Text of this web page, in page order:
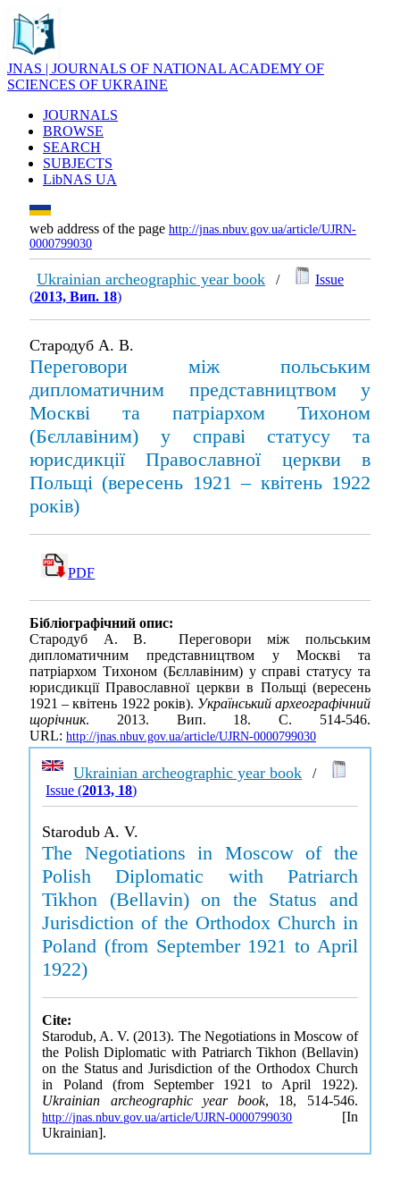
JNAS | JOURNALS OF NATIONAL ACADEMY OF
SCIENCES OF UKRAINE
JOURNALS
BROWSE
SEARCH
SUBJECTS
LibNAS UA
web address of the page http://jnas.nbuv.gov.ua/article/UJRN-
0000799030
Ukrainian archeographic year book /
Issue
(2013, Вип. 18)
Стародуб А. В.
Переговори між польським
дипломатичним представництвом у
Москві та патріархом Тихоном
(Бєллавіним) у справі статусу та
юрисдикції Православної церкви в
Польщі (вересень 1921 – квітень 1922
років)
PDF
Бібліографічний опис:
Стародуб А. В. Переговори між польським
дипломатичним представництвом у Москві та
патріархом Тихоном (Бєллавіним) у справі статусу та
юрисдикції Православної церкви в Польщі (вересень
1921 – квітень 1922 років). Український археографічний
щорічник. 2013. Вип. 18. С. 514-546.
URL: http://jnas.nbuv.gov.ua/article/UJRN-0000799030
Ukrainian archeographic year book /
Issue (2013, 18)
Starodub A. V.
The Negotiations in Moscow of the
Polish Diplomatic with Patriarch
Tikhon (Bellavin) on the Status and
Jurisdiction of the Orthodox Church in
Poland (from September 1921 to April
1922)
Cite:
Starodub, A. V. (2013). The Negotiations in Moscow of
the Polish Diplomatic with Patriarch Tikhon (Bellavin)
on the Status and Jurisdiction of the Orthodox Church
in Poland (from September 1921 to April 1922).
Ukrainian archeographic year book, 18, 514-546.
http://jnas.nbuv.gov.ua/article/UJRN-0000799030 [In
Ukrainian].